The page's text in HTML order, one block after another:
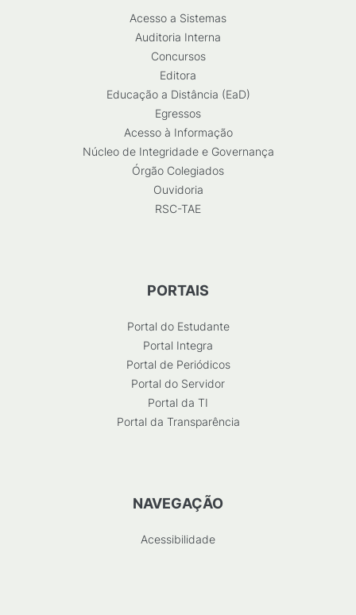
Acesso a Sistemas
Auditoria Interna
Concursos
Editora
Educação a Distância (EaD)
Egressos
Acesso à Informação
Núcleo de Integridade e Governança
Órgão Colegiados
Ouvidoria
RSC-TAE
PORTAIS
Portal do Estudante
Portal Integra
Portal de Periódicos
Portal do Servidor
Portal da TI
Portal da Transparência
NAVEGAÇÃO
Acessibilidade